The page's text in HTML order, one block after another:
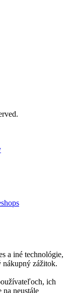
a iné technológie,
nákupný zážitok.
ich
na neustále